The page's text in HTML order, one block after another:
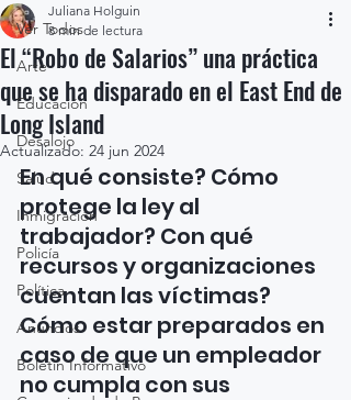
Ver Todos
Arte
Educación
Desalojo
Salud
Inmigración
Policía
Política
Anuncios
Boletín Informativo
El “Robo de Salarios” una práctica
que se ha disparado en el East End de
Long Island
Juliana Holguin
8 min de lectura
Actualizado: 24 jun 2024
En qué consiste? Cómo
protege la ley al
trabajador? Con qué
recursos y organizaciones
cuentan las víctimas?
Cómo estar preparados en
caso de que un empleador
no cumpla con sus